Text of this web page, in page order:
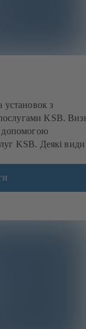
установок з
KSB.
допомогою
KSB. Деякі види